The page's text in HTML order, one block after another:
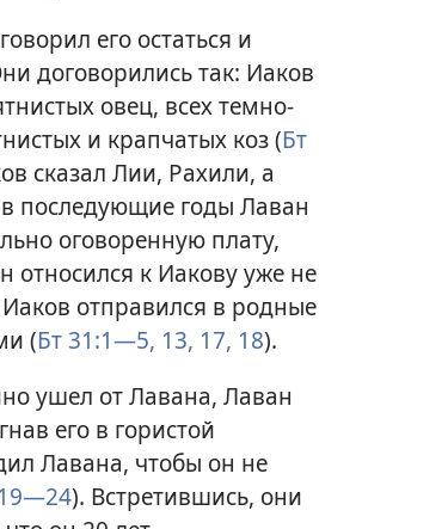
его остаться и
договорились так: Иаков
овец, всех темно-
и крапчатых коз (Бт
сказал Лии, Рахили, а
последующие годы Лаван
оговоренную плату,
относился к Иакову уже не
отправился в родные
(Бт 31:1—5, 13, 17, 18).
ушел от Лавана, Лаван
его в гористой
Лавана, чтобы он не
). Встретившись, они